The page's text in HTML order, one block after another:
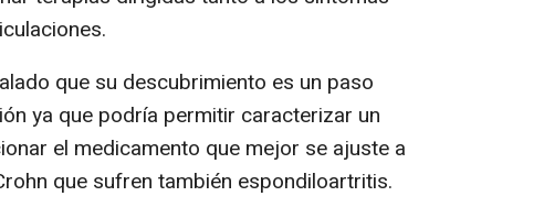
que su descubrimiento es un paso
ya que podría permitir caracterizar un
el medicamento que mejor se ajuste a
que sufren también espondiloartritis.